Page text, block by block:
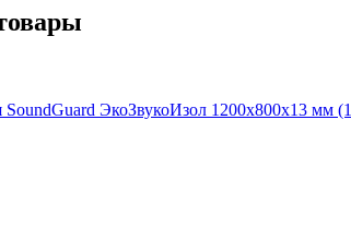
SoundGuard ЭкоЗвукоИзол 1200х800х13 мм